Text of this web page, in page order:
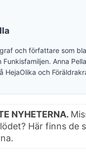
och författare som
Funkisfamiljen. Anna
HejaOlika och
NYHETERNA.
Här finns de